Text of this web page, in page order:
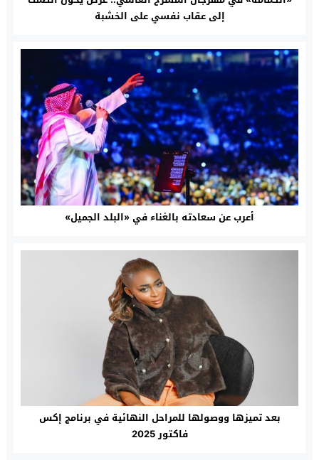
إلى عقاب نفسي على الخشبة
أعرب عن سعادته بالغناء في «البلد الجميل»
بعد تميزها ووصولها للمراحل النهائية في برنامج إكس
فاكتور 2025